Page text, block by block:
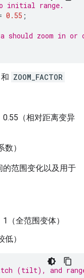
initial range.
0.55 ;
should zoom in or
和 ZOOM_FACTOR
0.55（相对距离变异
数）
的范围变化以及用于
1（全范围变体）
低）
(tilt), and